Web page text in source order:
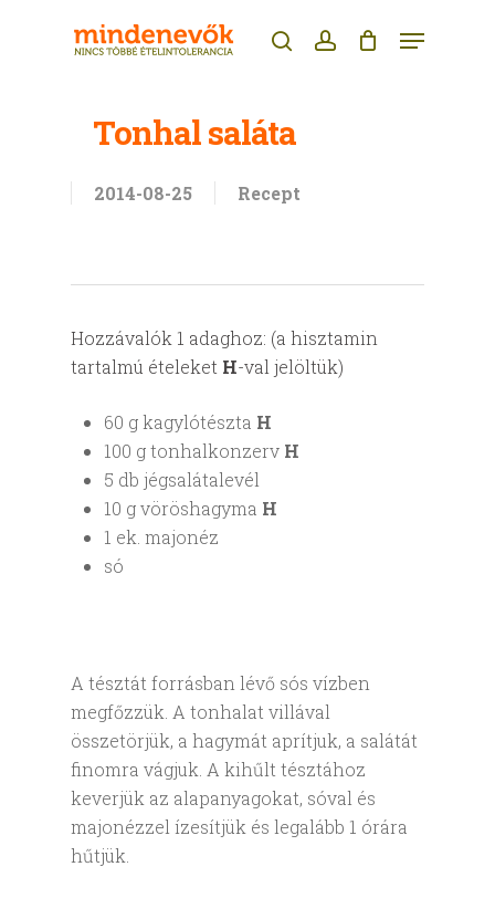
searchaccount
Menu
Tonhal saláta
2014-08-25 Recept
Hozzávalók 1 adaghoz: (a hisztamin
tartalmú ételeket H-val jelöltük)
60 g kagylótészta H
100 g tonhalkonzerv H
5 db jégsalátalevél
10 g vöröshagyma H
1 ek. majonéz
só
A tésztát forrásban lévő sós vízben
megfőzzük. A tonhalat villával
összetörjük, a hagymát aprítjuk, a salátát
finomra vágjuk. A kihűlt tésztához
keverjük az alapanyagokat, sóval és
majonézzel ízesítjük és legalább 1 órára
hűtjük.